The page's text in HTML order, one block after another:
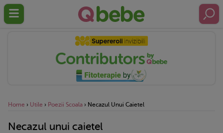
Home › Utile › Poezii Scoala › Necazul Unui Caietel
Necazul unui caietel